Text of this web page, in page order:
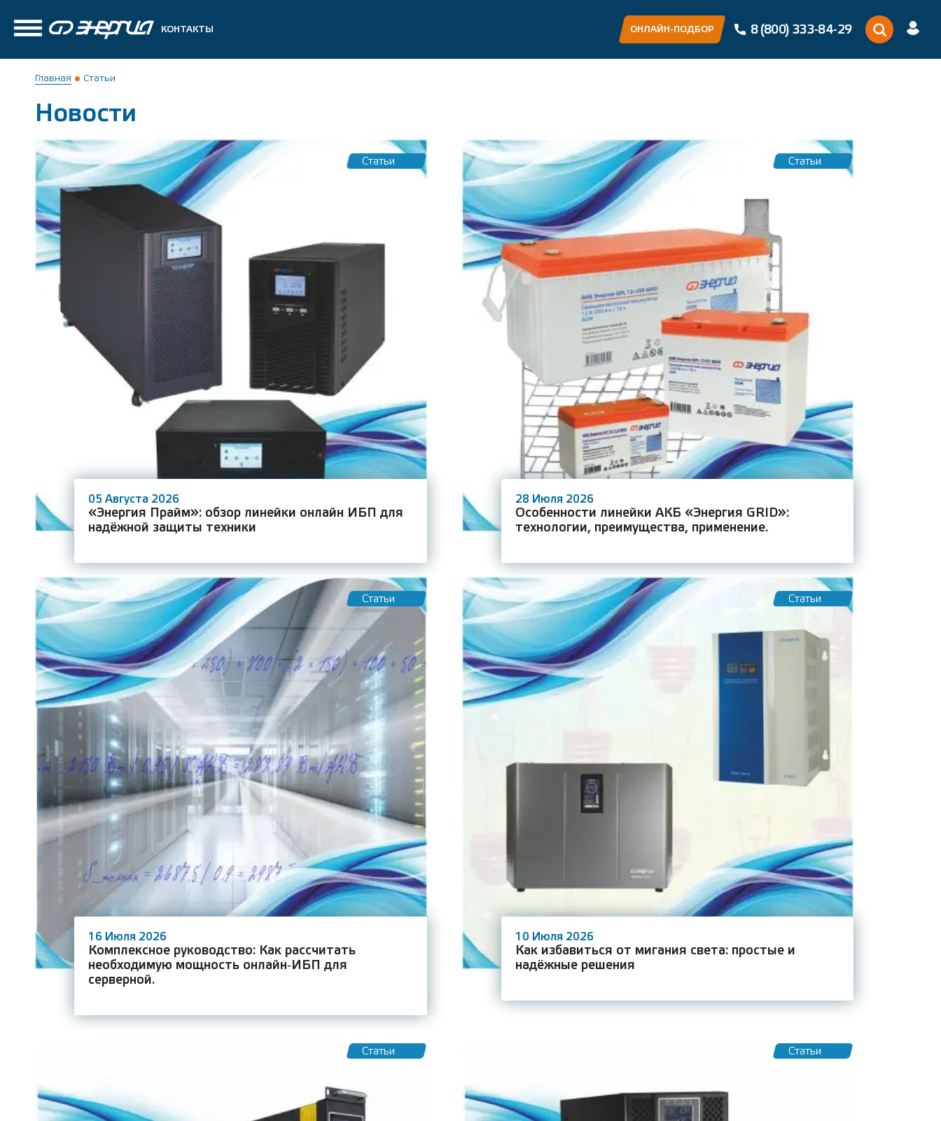
КОНТАКТЫ ОНЛАЙН-ПОДБОР 8 (800) 333-84-29
Главная Статьи
Новости
Статьи
05 Августа 2026
«Энергия Прайм»: обзор линейки онлайн ИБП для
надёжной защиты техники
Статьи
28 Июля 2026
Особенности линейки АКБ «Энергия GRID»:
технологии, преимущества, применение.
Статьи
16 Июля 2026
Комплексное руководство: Как рассчитать
необходимую мощность онлайн‑ИБП для
серверной.
Статьи
10 Июля 2026
Как избавиться от мигания света: простые и
надёжные решения
Статьи Статьи